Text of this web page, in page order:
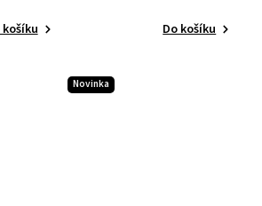
košíku Do košíku
Novinka